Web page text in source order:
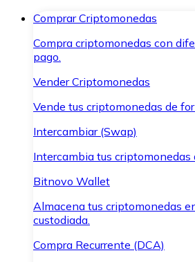
Comprar Criptomonedas
Compra criptomonedas con
pago.
Vender Criptomonedas
Vende tus criptomonedas de
Intercambiar (Swap)
Intercambia tus criptomonedas
Bitnovo Wallet
Almacena tus criptomonedas
custodiada.
Compra Recurrente (DCA)